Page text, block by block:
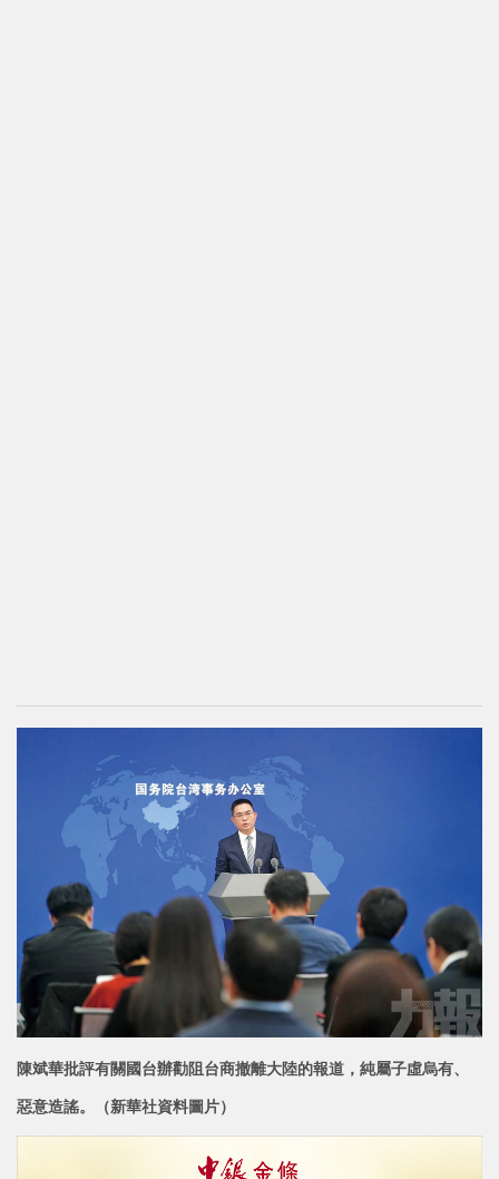
陳斌華批評有關國台辦勸阻台商撤離大陸的報道，純屬子虛烏有、
惡意造謠。（新華社資料圖片）